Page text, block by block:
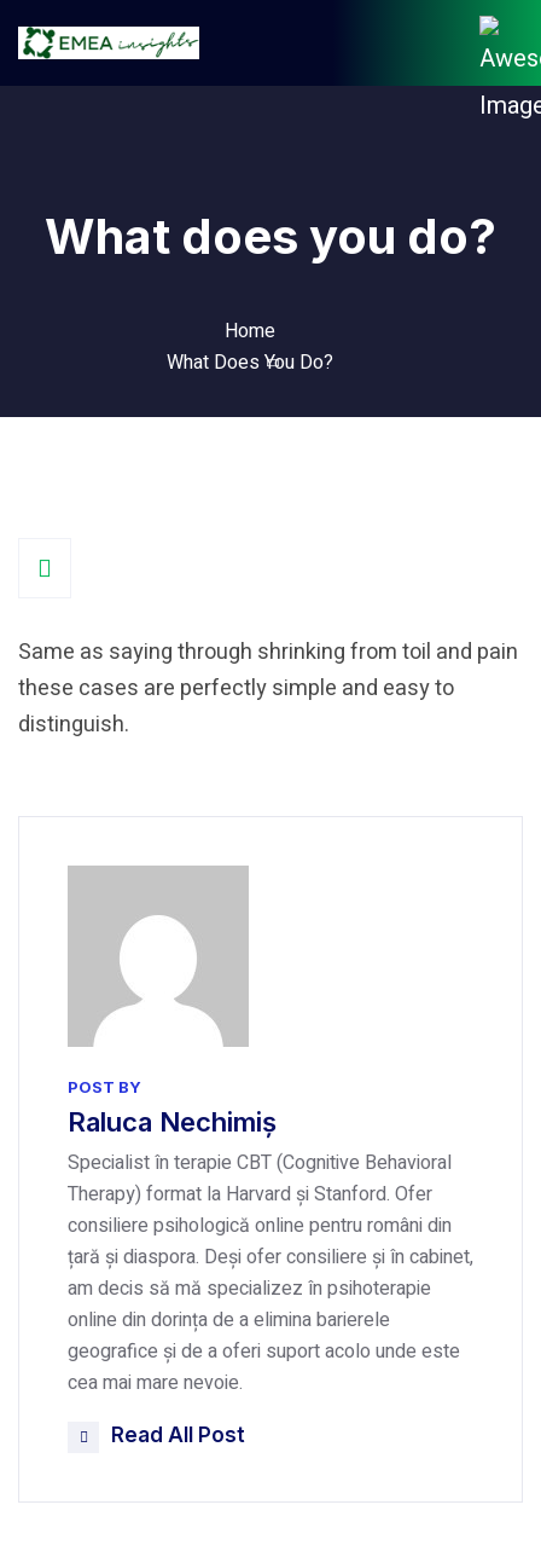
What does you do?
Home
What Does You Do?
Same as saying through shrinking from toil and pain
these cases are perfectly simple and easy to
distinguish.
POST BY
Raluca Nechimiș
Specialist în terapie CBT (Cognitive Behavioral
Therapy) format la Harvard și Stanford. Ofer
consiliere psihologică online pentru români din
țară și diaspora. Deși ofer consiliere și în cabinet,
am decis să mă specializez în psihoterapie
online din dorința de a elimina barierele
geografice și de a oferi suport acolo unde este
cea mai mare nevoie.
Read All Post